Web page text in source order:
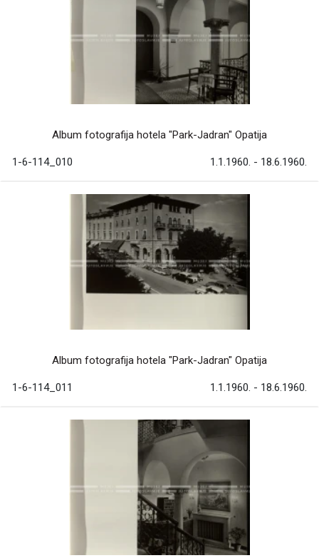
Album fotografija hotela "Park-Jadran" Opatija
1-6-114_010 1.1.1960. - 18.6.1960.
Album fotografija hotela "Park-Jadran" Opatija
1-6-114_011 1.1.1960. - 18.6.1960.